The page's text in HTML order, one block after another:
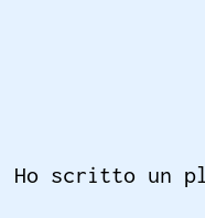
Ho scritto un